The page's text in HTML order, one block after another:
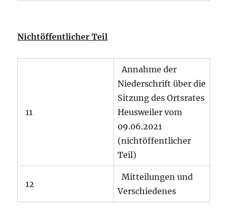
Nichtöffentlicher Teil
11
Annahme der
Niederschrift über die
Sitzung des Ortsrates
Heusweiler vom
09.06.2021
(nichtöffentlicher
Teil)
12
Mitteilungen und
Verschiedenes